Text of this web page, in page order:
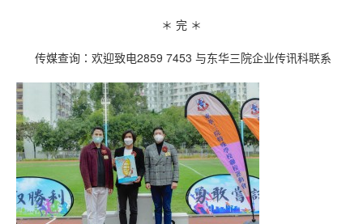
＊ 完 ＊
传媒查询：欢迎致电2859 7453 与东华三院企业传讯科联系